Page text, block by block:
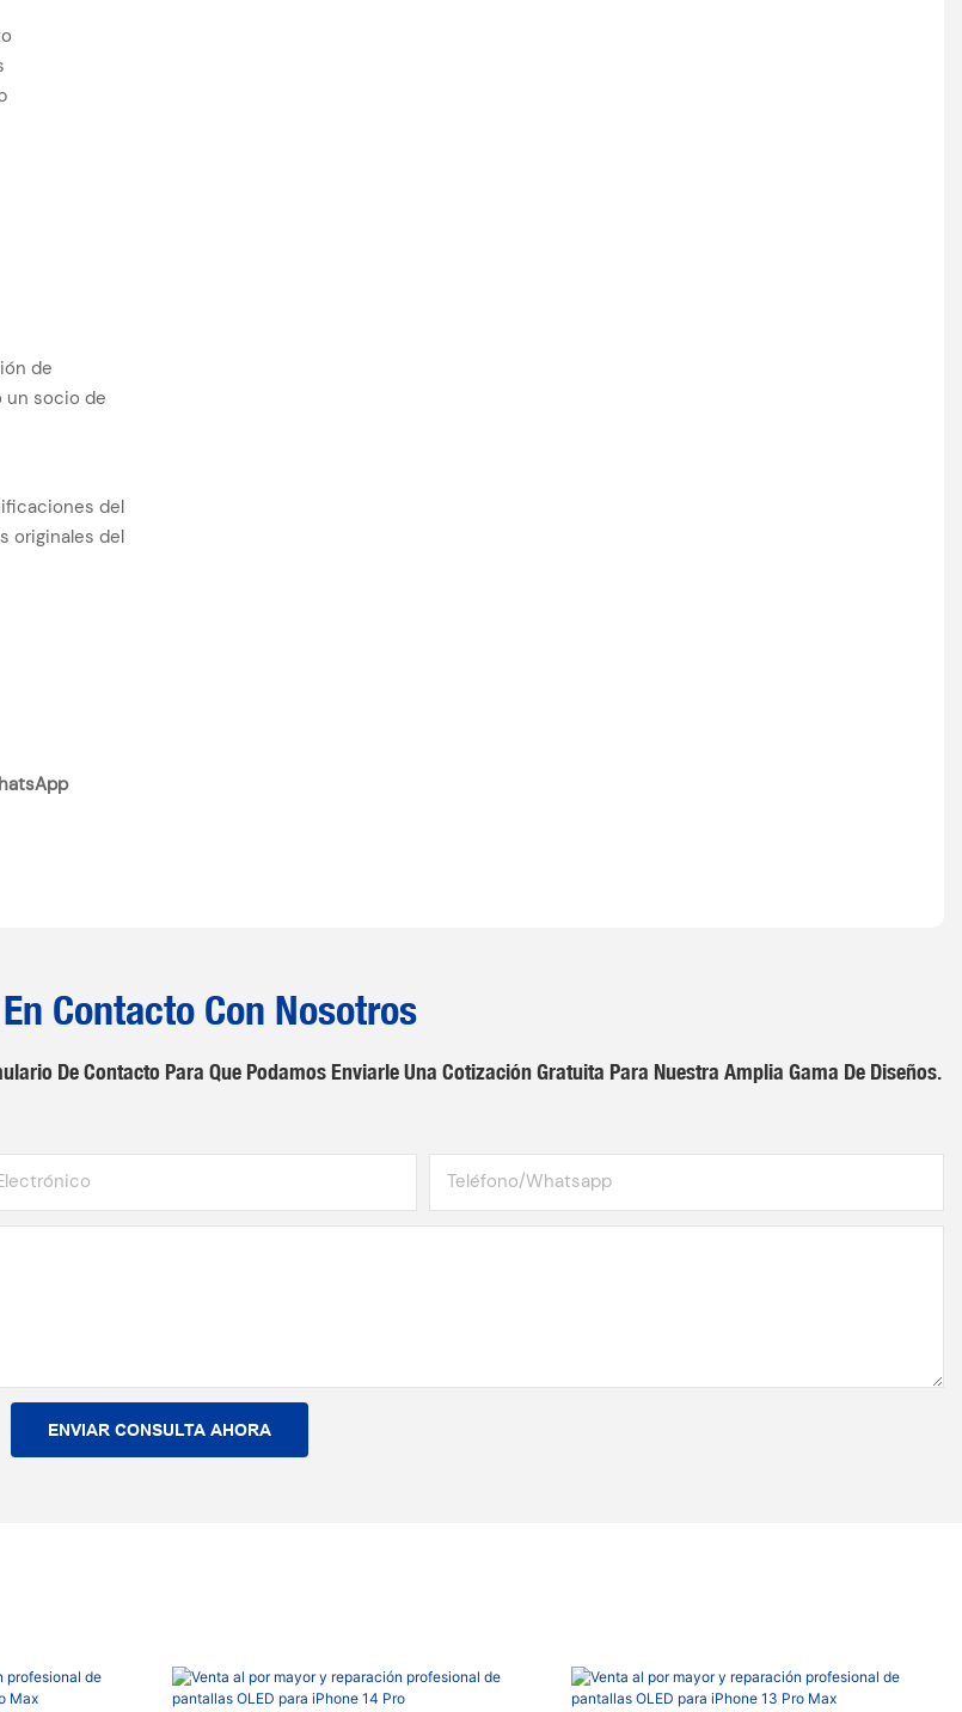
de
un socio de
del
originales del
Contacto Con Nosotros
De Contacto Para Que Podamos Enviarle Una Cotización Gratuita Para Nuestra Amplia Gama De Diseños.
Teléfono/whatsapp
ENVIAR CONSULTA AHORA